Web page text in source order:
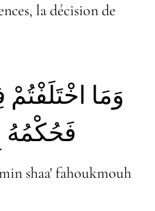
la décision de
وَمَا
فَحُكْمُهُ
shaa' fahoukmouh